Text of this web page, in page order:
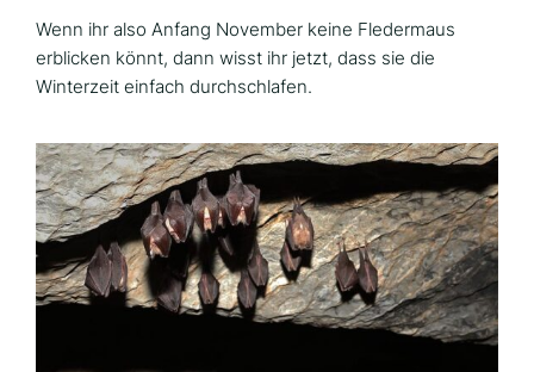
Wenn ihr also Anfang November keine Fledermaus
erblicken könnt, dann wisst ihr jetzt, dass sie die
Winterzeit einfach durchschlafen.